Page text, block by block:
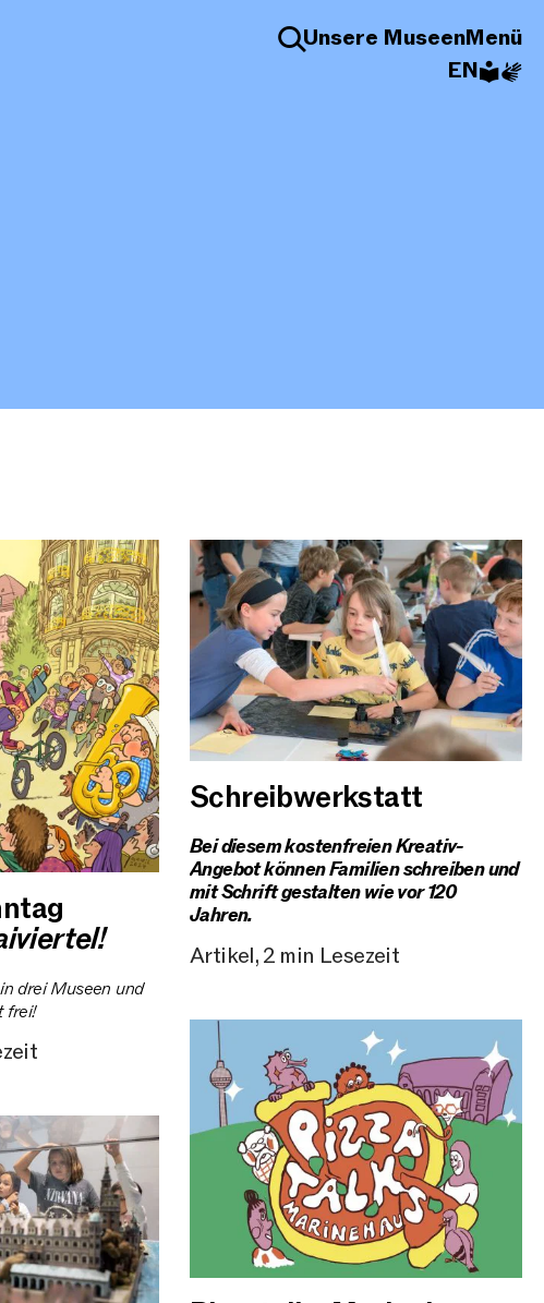
Unsere MuseenMenü
EN
drei Museen und
frei!
Schreibwerkstatt
Bei diesem kostenfreien Kreativ-
Angebot können Familien schreiben und
mit Schrift gestalten wie vor 120
Jahren.
Artikel, 2 min Lesezeit